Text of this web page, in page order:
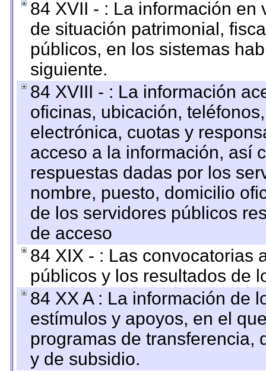
84 XVII - : La información
de situación patrimonial,
públicos, en los sistemas
siguiente.
84 XVIII - : La información
oficinas, ubicación,
electrónica, cuotas y
acceso a la información, así
respuestas dadas por los
nombre, puesto, domicilio
de los servidores públicos
de acceso
84 XIX - : Las convocatorias
públicos y los resultados de
84 XX A : La información de
estímulos y apoyos, en el
programas de transferencia,
y de subsidio.